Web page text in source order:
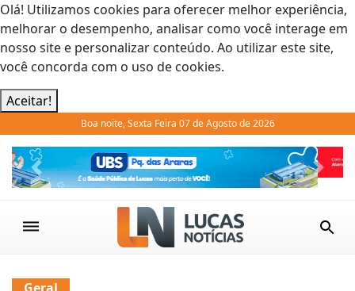
Olá! Utilizamos cookies para oferecer melhor experiência,
melhorar o desempenho, analisar como você interage em
nosso site e personalizar conteúdo. Ao utilizar este site,
você concorda com o uso de cookies.
Aceitar!
Boa noite, Sexta Feira 07 de Agosto de 2026
Previous Next
Geral